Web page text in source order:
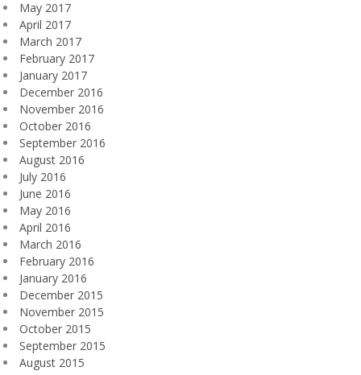
May 2017
April 2017
March 2017
February 2017
January 2017
December 2016
November 2016
October 2016
September 2016
August 2016
July 2016
June 2016
May 2016
April 2016
March 2016
February 2016
January 2016
December 2015
November 2015
October 2015
September 2015
August 2015